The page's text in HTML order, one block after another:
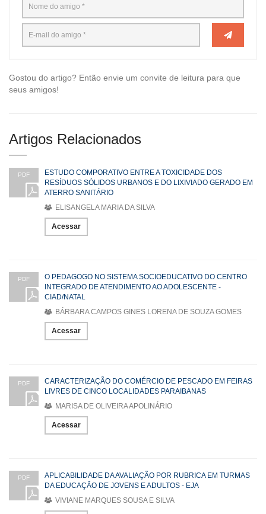
Gostou do artigo? Então envie um convite de leitura para que
seus amigos!
Artigos Relacionados
PDF
ESTUDO COMPORATIVO ENTRE A TOXICIDADE DOS
RESÍDUOS SÓLIDOS URBANOS E DO LIXIVIADO GERADO EM
ATERRO SANITÁRIO
ELISANGELA MARIA DA SILVA
Acessar
PDF
O PEDAGOGO NO SISTEMA SOCIOEDUCATIVO DO CENTRO
INTEGRADO DE ATENDIMENTO AO ADOLESCENTE -
CIAD/NATAL
BÁRBARA CAMPOS GINES LORENA DE SOUZA GOMES
Acessar
PDF
CARACTERIZAÇÃO DO COMÉRCIO DE PESCADO EM FEIRAS
LIVRES DE CINCO LOCALIDADES PARAIBANAS
MARISA DE OLIVEIRA APOLINÁRIO
Acessar
PDF
APLICABILIDADE DA AVALIAÇÃO POR RUBRICA EM TURMAS
DA EDUCAÇÃO DE JOVENS E ADULTOS - EJA
VIVIANE MARQUES SOUSA E SILVA